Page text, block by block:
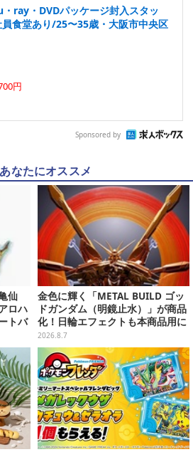
ray・DVDパッケージ封入スタッ
食堂あり/25〜35歳・大阪市中央区
円
Sponsored by
なたにオススメ
仙
ロハ
トバ
ラ
金色に輝く「METAL BUILD ゴッ
ドガンダム（明鏡止水）」が商品
化！日輪エフェクトも本商品用に
刷新した豪華仕様
2026.8.7